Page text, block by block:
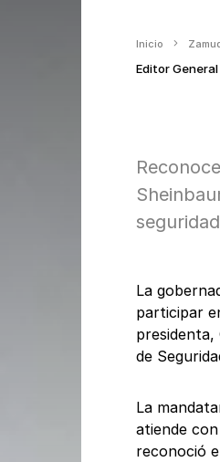
Inicio
Editor General
La
participar
de
La
atiende
reconoció